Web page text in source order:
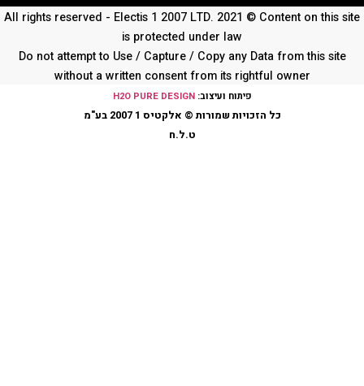
All rights reserved - Electis 1 2007 LTD. 2021 © Content on
is protected under law
Do not attempt to Use / Capture / Copy any Data from this
without a written consent from its rightful owner
פיתוח ועיצוב:H2O PURE DESIGN
כל הזכויות שמורות © אלקטיס 1 2007 בע"מ